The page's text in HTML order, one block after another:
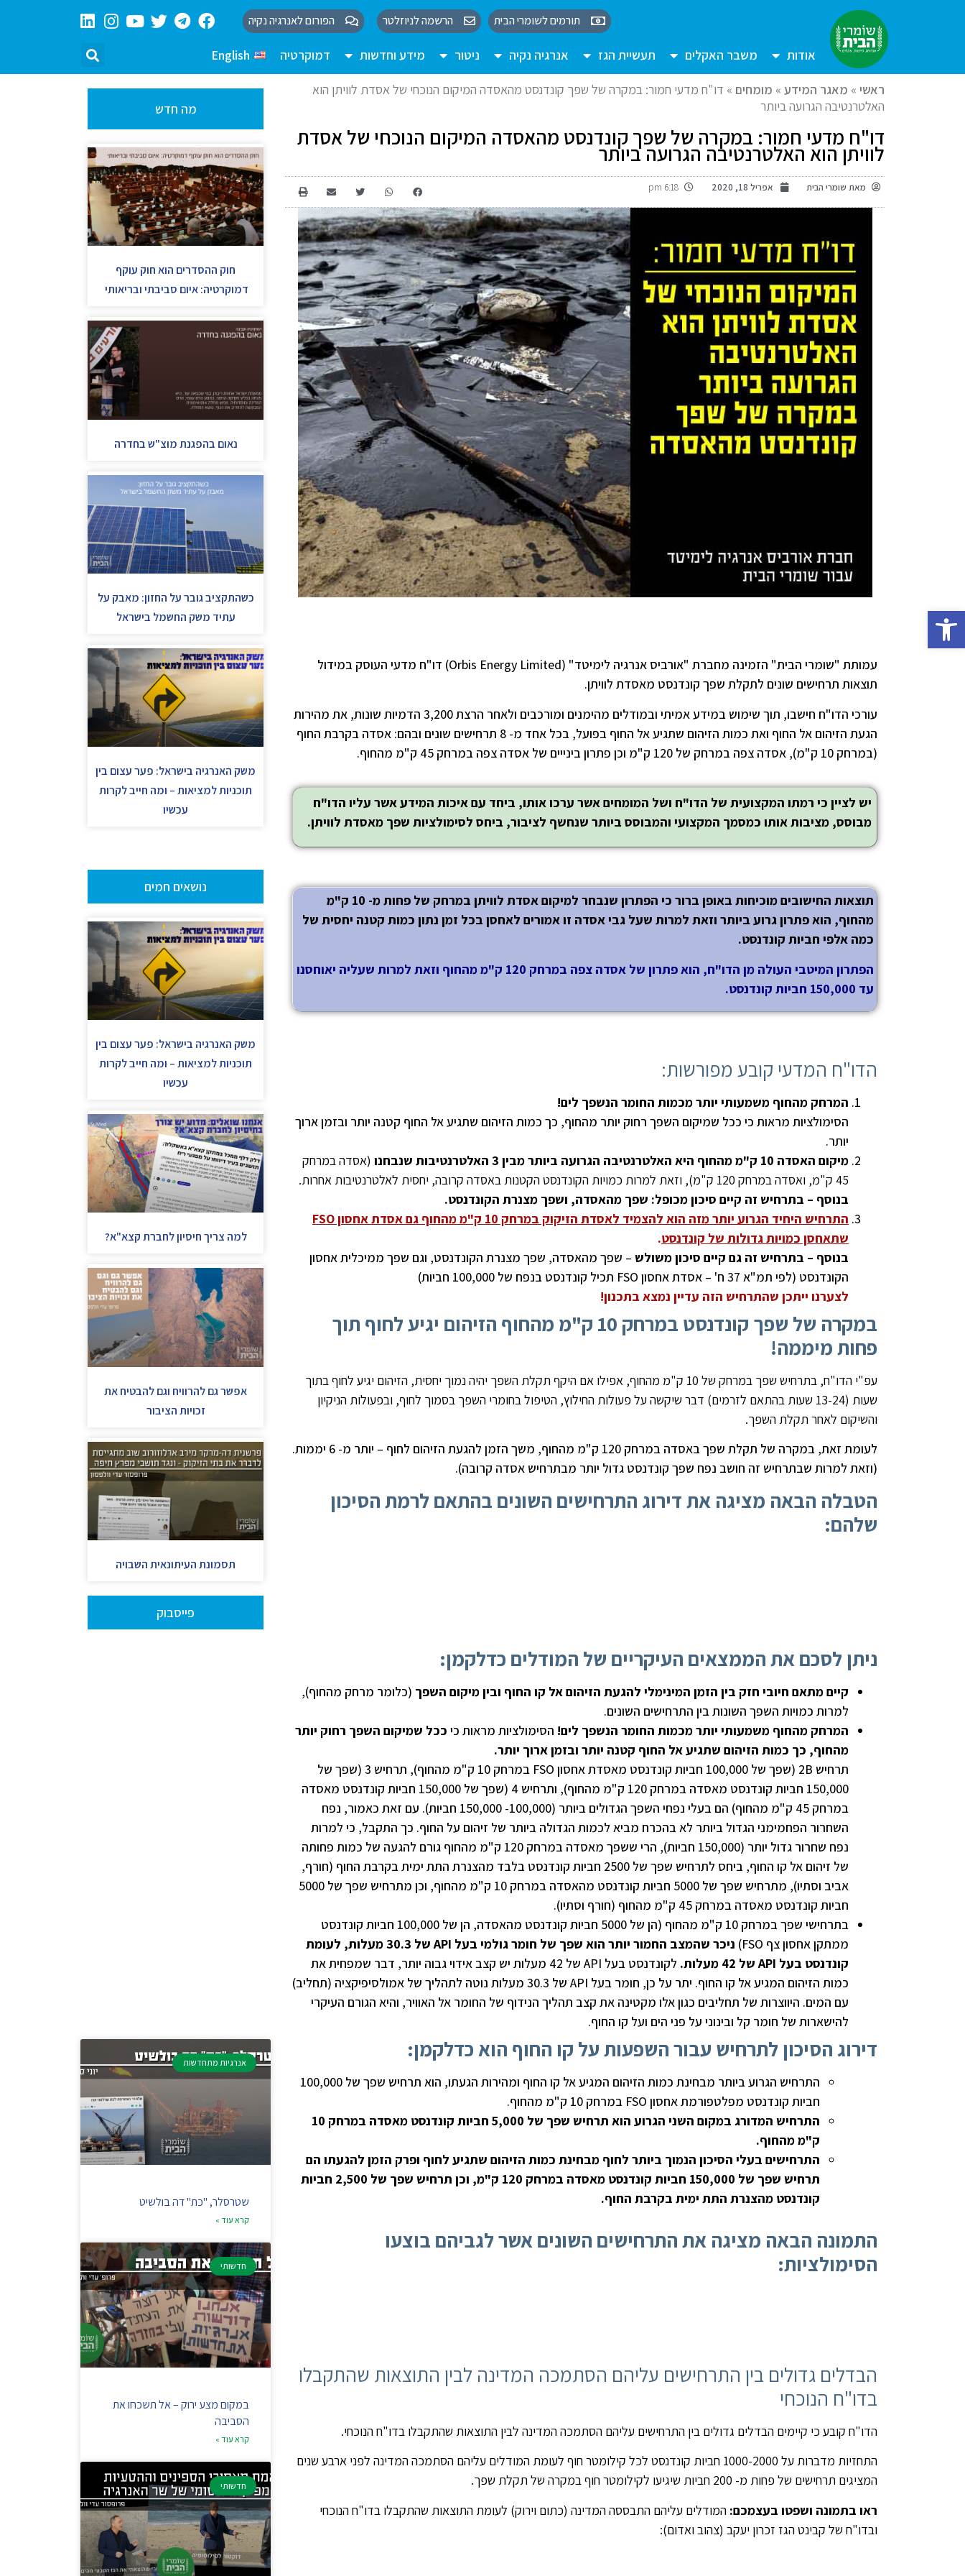
פתח סרגל נגישות
תורמים לשומרי הבית הרשמה לניוזלטר הפורום לאנרגיה נקיה
אודות משבר האקלים תעשיית הגז אנרגיה נקיה ניטור מידע וחדשות דמוקרטיה English
ראשי » מאגר המידע » מומחים » דו"ח מדעי חמור: במקרה של שפך קונדנסט מהאסדה המיקום הנוכחי של אסדת לוויתן הוא
האלטרנטיבה הגרועה ביותר
דו"ח מדעי חמור: במקרה של שפך קונדנסט מהאסדה המיקום הנוכחי של אסדת
לוויתן הוא האלטרנטיבה הגרועה ביותר
מאת שומרי הבית אפריל 18, 2020 6:18 pm
עמותת "שומרי הבית" הזמינה מחברת "אורביס אנרגיה לימיטד" (Orbis Energy Limited) דו"ח מדעי העוסק במידול
תוצאות תרחישים שונים לתקלת שפך קונדנסט מאסדת לוויתן.
עורכי הדו"ח חישבו, תוך שימוש במידע אמיתי ובמודלים מהימנים ומורכבים ולאחר הרצת 3,200 הדמיות שונות, את מהירות
הגעת הזיהום אל החוף ואת כמות הזיהום שתגיע אל החוף בפועל, בכל אחד מ- 8 תרחישים שונים ובהם: אסדה בקרבת החוף
(במרחק 10 ק"מ), אסדה צפה במרחק של 120 ק"מ וכן פתרון בינייים של אסדה צפה במרחק 45 ק"מ מהחוף.
יש לציין כי רמתו המקצועית של הדו"ח ושל המומחים אשר ערכו אותו, ביחד עם איכות המידע אשר עליו הדו"ח
מבוסס, מציבות אותו כמסמך המקצועי והמבוסס ביותר שנחשף לציבור, ביחס לסימולציות שפך מאסדת לוויתן.
תוצאות החישובים מוכיחות באופן ברור כי הפתרון שנבחר למיקום אסדת לוויתן במרחק של פחות מ- 10 ק"מ
מהחוף, הוא פתרון גרוע ביותר וזאת למרות שעל גבי אסדה זו אמורים לאחסן בכל זמן נתון כמות קטנה יחסית של
כמה אלפי חביות קונדנסט.
הפתרון המיטבי העולה מן הדו"ח, הוא פתרון של אסדה צפה במרחק 120 ק"מ מהחוף וזאת למרות שעליה יאוחסנו
עד 150,000 חביות קונדנסט.
הדו"ח המדעי קובע מפורשות:
המרחק מהחוף משמעותי יותר מכמות החומר הנשפך לים!
הסימולציות מראות כי ככל שמיקום השפך רחוק יותר מהחוף, כך כמות הזיהום שתגיע אל החוף קטנה יותר ובזמן ארוך
יותר.
מיקום האסדה 10 ק"מ מהחוף היא האלטרנטיבה הגרועה ביותר מבין 3 האלטרנטיבות שנבחנו
(אסדה במרחק
45 ק"מ, ואסדה במרחק 120 ק"מ), וזאת למרות כמויות הקונדנסט הקטנות באסדה קרובה, יחסית לאלטרנטיבות אחרות.
בנוסף – בתרחיש זה קיים סיכון מכופל: שפך מהאסדה, ושפך מצנרת הקונדנסט.
התרחיש היחיד הגרוע יותר מזה הוא להצמיד לאסדת הזיקוק במרחק 10 ק"מ מהחוף גם אסדת אחסון FSO
שתאחסן כמויות גדולות של קונדנסט.
בנוסף – בתרחיש זה גם קיים סיכון משולש – שפך מהאסדה, שפך מצנרת הקונדנסט, וגם שפך ממיכלית אחסון
הקונדנסט (לפי תמ"א 37 ח' – אסדת אחסון FSO תכיל קונדנסט בנפח של 100,000 חביות)
לצערנו ייתכן שהתרחיש הזה עדיין נמצא בתכנון!
במקרה של שפך קונדנסט במרחק 10 ק"מ מהחוף הזיהום יגיע לחוף תוך
פחות מיממה!
עפ"י הדו"ח, בתרחיש שפך במרחק של 10 ק"מ מהחוף, אפילו אם היקף תקלת השפך יהיה נמוך יחסית, הזיהום יגיע לחוף בתוך
שעות (13-24 שעות בהתאם לזרמים) דבר שיקשה על פעולות החילוץ, הטיפול בחומרי השפך בסמוך לחוף, ובפעולות הניקיון
והשיקום לאחר תקלת השפך.
לעומת זאת, במקרה של תקלת שפך באסדה במרחק 120 ק"מ מהחוף, משך הזמן להגעת הזיהום לחוף – יותר מ- 6 יממות.
(וזאת למרות שבתרחיש זה חושב נפח שפך קונדנסט גדול יותר מבתרחיש אסדה קרובה).
הטבלה הבאה מציגה את דירוג התרחישים השונים בהתאם לרמת הסיכון
שלהם:
ניתן לסכם את הממצאים העיקריים של המודלים כדלקמן:
קיים מתאם חיובי חזק בין הזמן המינימלי להגעת הזיהום אל קו החוף ובין מיקום השפך (כלומר מרחק מהחוף),
למרות כמויות השפך השונות בין התרחישים השונים.
המרחק מהחוף משמעותי יותר מכמות החומר הנשפך לים! הסימולציות מראות כי ככל שמיקום השפך רחוק יותר
מהחוף, כך כמות הזיהום שתגיע אל החוף קטנה יותר ובזמן ארוך יותר.
תרחיש 2B (שפך של 100,000 חביות קונדנסט מאסדת אחסון FSO במרחק 10 ק"מ מהחוף), תרחיש 3 (שפך של
150,000 חביות קונדנסט מאסדה במרחק 120 ק"מ מהחוף), ותרחיש 4 (שפך של 150,000 חביות קונדנסט מאסדה
במרחק 45 ק"מ מהחוף) הם בעלי נפחי השפך הגדולים ביותר (100,000- 150,000 חביות). עם זאת כאמור, נפח
השחרור הפחמימני הגדול ביותר לא בהכרח מביא לכמות הגדולה ביותר של זיהום על החוף. כך התקבל, כי למרות
נפח שחרור גדול יותר (150,000 חביות), הרי ששפך מאסדה במרחק 120 ק"מ מהחוף גורם להגעה של כמות פחותה
של זיהום אל קו החוף, ביחס לתרחיש שפך של 2500 חביות קונדנסט בלבד מהצנרת התת ימית בקרבת החוף (חורף,
אביב וסתיו), מתרחיש שפך של 5000 חביות קונדנסט מהאסדה במרחק 10 ק"מ מהחוף, וכן מתרחיש שפך של 5000
חביות קונדנסט מאסדה במרחק 45 ק"מ מהחוף (חורף וסתיו).
בתרחישי שפך במרחק 10 ק"מ מהחוף (הן של 5000 חביות קונדנסט מהאסדה, הן של 100,000 חביות קונדנסט
ממתקן אחסון צף FSO)
ניכר שהמצב החמור יותר הוא שפך של חומר גולמי בעל API
של 30.3 מעלות, לעומת
קונדנסט בעל APIשל 42 מעלות.
לקונדנסט בעל API של 42 מעלות יש קצב אידוי גבוה יותר, דבר שמפחית את
כמות הזיהום המגיע אל קו החוף. יתר על כן, חומר בעל API של 30.3 מעלות נוטה לתהליך של אמולסיפיקציה (תחליב)
עם המים. היווצרות של תחליבים כגון אלו מקטינה את קצב תהליך הנידוף של החומר אל האוויר, והיא הגורם העיקרי
להישארות של חומר קל ובינוני על פני הים ועל קו החוף.
דירוג הסיכון לתרחיש עבור השפעות על קו החוף הוא כדלקמן:
התרחיש הגרוע ביותר מבחינת כמות הזיהום המגיע אל קו החוף ומהירות הגעתו, הוא תרחיש שפך של 100,000
חביות קונדנסט מפלטפורמת אחסון FSO במרחק 10 ק"מ מהחוף.
התרחיש המדורג במקום השני הגרוע הוא תרחיש שפך של 5,000 חביות קונדנסט מאסדה במרחק 10
ק"מ מהחוף.
התרחישים בעלי הסיכון הנמוך ביותר לחוף מבחינת כמות הזיהום שתגיע לחוף ופרק הזמן להגעתו הם
תרחיש שפך של 150,000 חביות קונדנסט מאסדה במרחק 120 ק"מ, וכן תרחיש שפך של 2,500 חביות
קונדנסט מהצנרת התת ימית בקרבת החוף.
התמונה הבאה מציגה את התרחישים השונים אשר לגביהם בוצעו
הסימולציות:
הבדלים גדולים בין התרחישים עליהם הסתמכה המדינה לבין התוצאות שהתקבלו
בדו"ח הנוכחי
הדו"ח קובע כי קיימים הבדלים גדולים בין התרחישים עליהם הסתמכה המדינה לבין התוצאות שהתקבלו בדו"ח הנוכחי.
התחזיות מדברות על 1000-2000 חביות קונדנסט לכל קילומטר חוף לעומת המודלים עליהם הסתמכה המדינה לפני ארבע שנים
המציגים תרחישים של פחות מ- 200 חביות שיגיעו לקילומטר חוף במקרה של תקלת שפך.
ראו בתמונה ושפטו בעצמכם: המודלים עליהם התבססה המדינה (כתום וירוק) לעומת התוצאות שהתקבלו בדו"ח הנוכחי
ובדו"ח של קבינט הגז זכרון יעקב (צהוב ואדום):
מה חדש
חוק ההסדרים הוא חוק עוקף
דמוקרטיה: איום סביבתי ובריאותי
נאום בהפגנת מוצ"ש בחדרה
כשהתקציב גובר על החזון: מאבק על
עתיד משק החשמל בישראל
משק האנרגיה בישראל: פער עצום בין
תוכניות למציאות – ומה חייב לקרות
עכשיו
נושאים חמים
משק האנרגיה בישראל: פער עצום בין
תוכניות למציאות – ומה חייב לקרות
עכשיו
למה צריך חיסיון לחברת קצא"א?
אפשר גם להרוויח וגם להבטיח את
זכויות הציבור
תסמונת העיתונאית השבויה
פייסבוק
אנרגיות מתחדשות
שטרסלר, "כת" דה בולשיט
קרא עוד »
חדשותי
במקום מצע ירוק – אל תשכחו את
הסביבה
קרא עוד »
חדשותי